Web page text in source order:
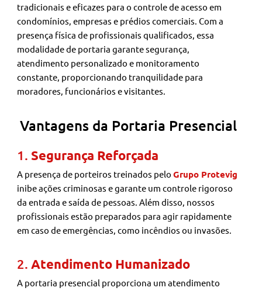
tradicionais e eficazes para o controle de acesso em
condomínios, empresas e prédios comerciais. Com a
presença física de profissionais qualificados, essa
modalidade de portaria garante segurança,
atendimento personalizado e monitoramento
constante, proporcionando tranquilidade para
moradores, funcionários e visitantes.
Vantagens da Portaria Presencial
1. Segurança Reforçada
A presença de porteiros treinados peloGrupo Protevig
inibe ações criminosas e garante um controle rigoroso
da entrada e saída de pessoas. Além disso, nossos
profissionais estão preparados para agir rapidamente
em caso de emergências, como incêndios ou invasões.
2.Atendimento Humanizado
A portaria presencial proporciona um atendimento